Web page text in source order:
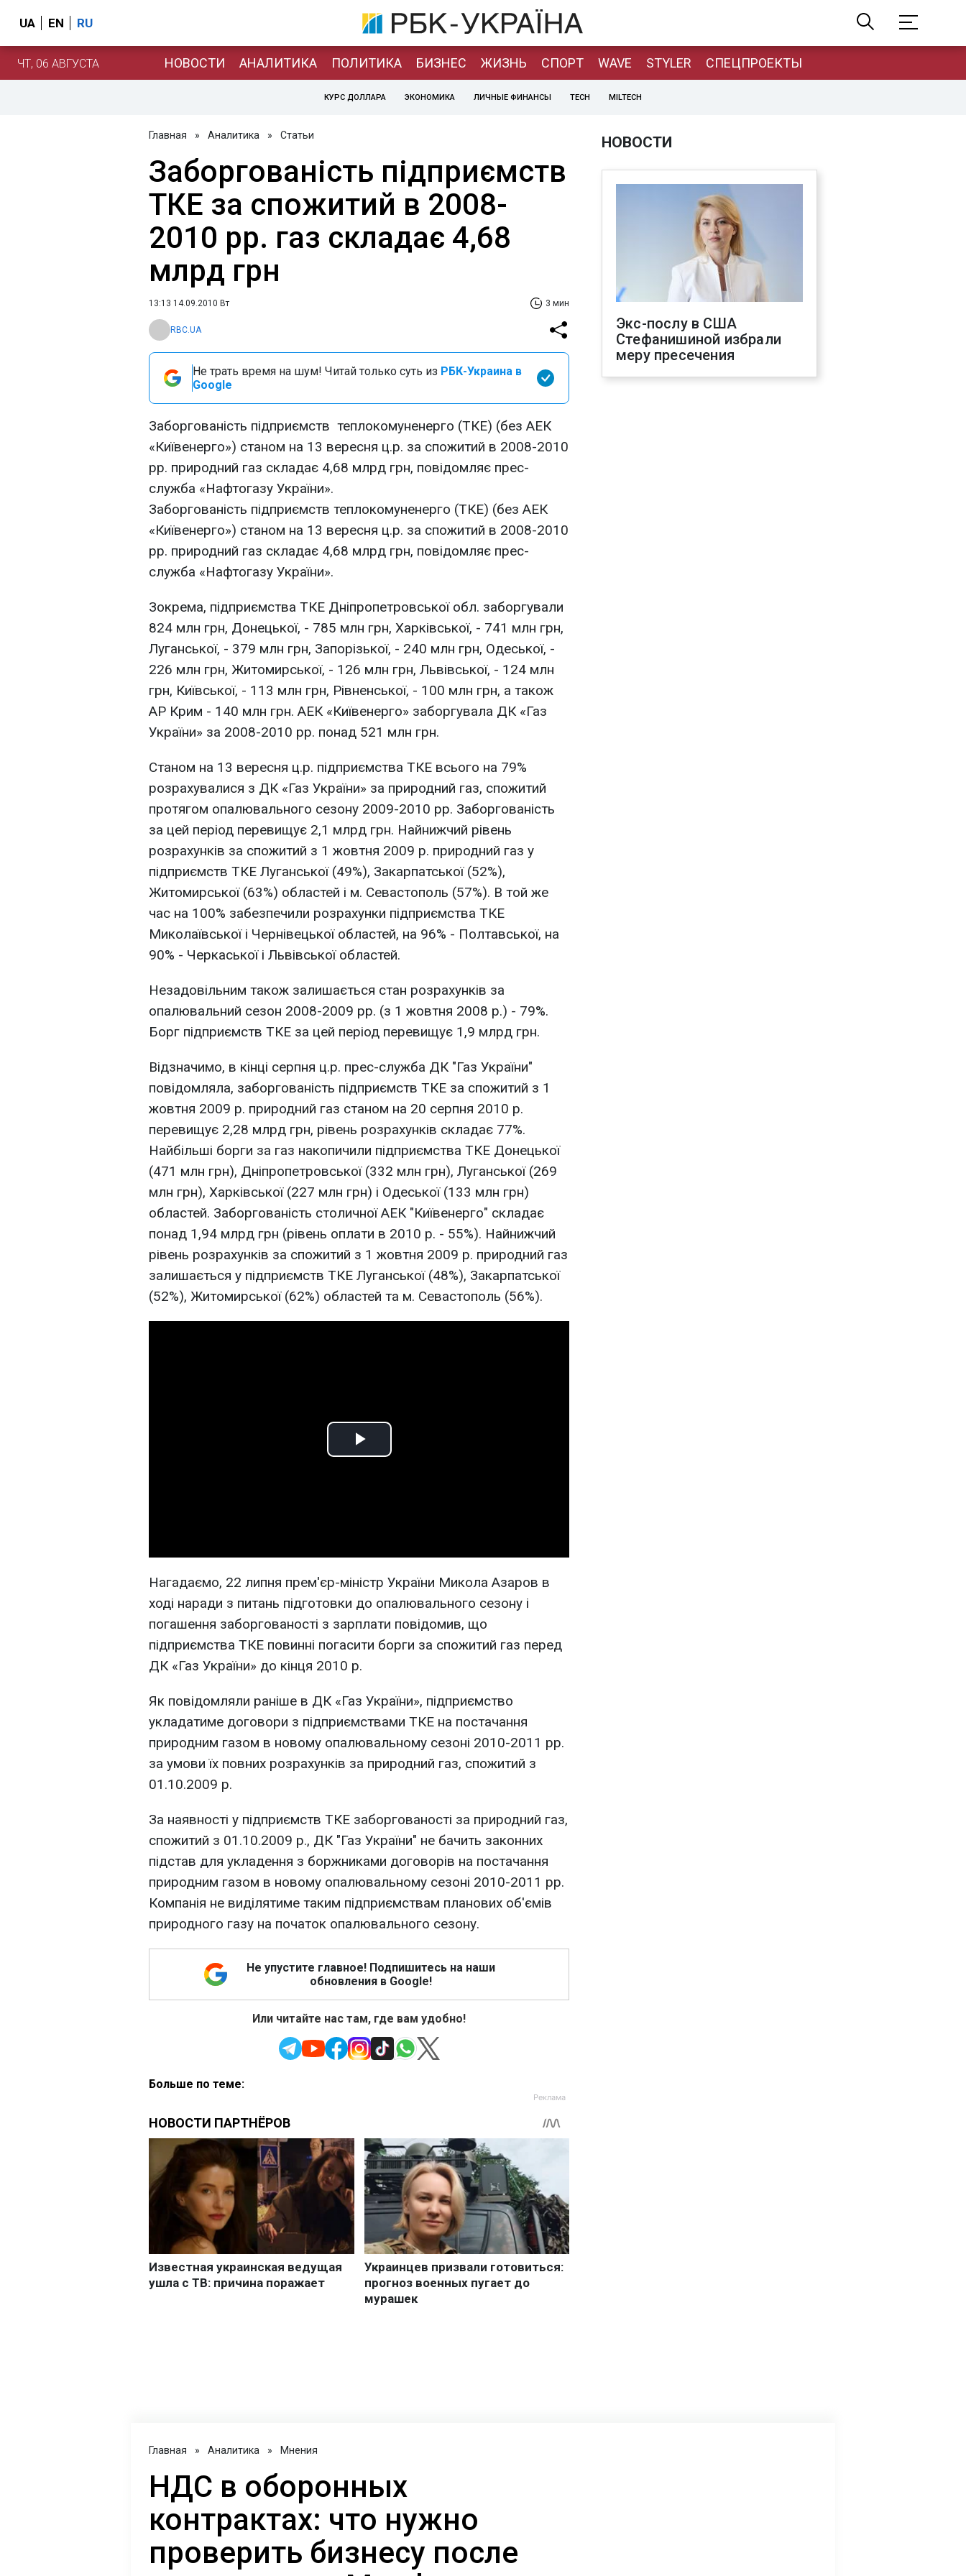
UA EN RU
ЧТ, 06 АВГУСТА НОВОСТИ АНАЛИТИКА ПОЛИТИКА БИЗНЕС ЖИЗНЬ СПОРТ WAVE STYLER СПЕЦПРОЕКТЫ
КУРС ДОЛЛАРА ЭКОНОМИКА ЛИЧНЫЕ ФИНАНСЫ TECH MILTECH
Главная » Аналитика » Статьи
Заборгованість підприємств
ТКЕ за спожитий в 2008-
2010 рр. газ складає 4,68
млрд грн
13:13 14.09.2010 Вт 3 мин
RBC.UA
Не трать время на шум! Читай только суть из РБК-Украина в
Google
Заборгованість підприємств теплокомуненерго (ТКЕ) (без АЕК
«Київенерго») станом на 13 вересня ц.р. за спожитий в 2008-2010
рр. природний газ складає 4,68 млрд грн, повідомляє прес-
служба «Нафтогазу України».
Заборгованість підприємств теплокомуненерго (ТКЕ) (без АЕК
«Київенерго») станом на 13 вересня ц.р. за спожитий в 2008-2010
рр. природний газ складає 4,68 млрд грн, повідомляє прес-
служба «Нафтогазу України».
Зокрема, підприємства ТКЕ Дніпропетровської обл. заборгували
824 млн грн, Донецької, - 785 млн грн, Харківської, - 741 млн грн,
Луганської, - 379 млн грн, Запорізької, - 240 млн грн, Одеської, -
226 млн грн, Житомирської, - 126 млн грн, Львівської, - 124 млн
грн, Київської, - 113 млн грн, Рівненської, - 100 млн грн, а також
АР Крим - 140 млн грн. АЕК «Київенерго» заборгувала ДК «Газ
України» за 2008-2010 рр. понад 521 млн грн.
Станом на 13 вересня ц.р. підприємства ТКЕ всього на 79%
розрахувалися з ДК «Газ України» за природний газ, спожитий
протягом опалювального сезону 2009-2010 рр. Заборгованість
за цей період перевищує 2,1 млрд грн. Найнижчий рівень
розрахунків за спожитий з 1 жовтня 2009 р. природний газ у
підприємств ТКЕ Луганської (49%), Закарпатської (52%),
Житомирської (63%) областей і м. Севастополь (57%). В той же
час на 100% забезпечили розрахунки підприємства ТКЕ
Миколаївської і Чернівецької областей, на 96% - Полтавської, на
90% - Черкаської і Львівської областей.
Незадовільним також залишається стан розрахунків за
опалювальний сезон 2008-2009 рр. (з 1 жовтня 2008 р.) - 79%.
Борг підприємств ТКЕ за цей період перевищує 1,9 млрд грн.
Відзначимо, в кінці серпня ц.р. прес-служба ДК "Газ України"
повідомляла, заборгованість підприємств ТКЕ за спожитий з 1
жовтня 2009 р. природний газ станом на 20 серпня 2010 р.
перевищує 2,28 млрд грн, рівень розрахунків складає 77%.
Найбільші борги за газ накопичили підприємства ТКЕ Донецької
(471 млн грн), Дніпропетровської (332 млн грн), Луганської (269
млн грн), Харківської (227 млн грн) і Одеської (133 млн грн)
областей. Заборгованість столичної АЕК "Київенерго" складає
понад 1,94 млрд грн (рівень оплати в 2010 р. - 55%). Найнижчий
рівень розрахунків за спожитий з 1 жовтня 2009 р. природний газ
залишається у підприємств ТКЕ Луганської (48%), Закарпатської
(52%), Житомирської (62%) областей та м. Севастополь (56%).
Play
Нагадаємо, 22 липня прем'єр-міністр України Микола Азаров в
ході наради з питань підготовки до опалювального сезону і
погашення заборгованості з зарплати повідомив, що
підприємства ТКЕ повинні погасити борги за спожитий газ перед
ДК «Газ України» до кінця 2010 р.
Як повідомляли раніше в ДК «Газ України», підприємство
укладатиме договори з підприємствами ТКЕ на постачання
природним газом в новому опалювальному сезоні 2010-2011 рр.
за умови їх повних розрахунків за природний газ, спожитий з
01.10.2009 р.
За наявності у підприємств ТКЕ заборгованості за природний газ,
спожитий з 01.10.2009 р., ДК "Газ України" не бачить законних
підстав для укладення з боржниками договорів на постачання
природним газом в новому опалювальному сезоні 2010-2011 рр.
Компанія не виділятиме таким підприємствам планових об'ємів
природного газу на початок опалювального сезону.
Не упустите главное! Подпишитесь на наши
обновления в Google!
Или читайте нас там, где вам удобно!
Больше по теме:
НОВОСТИ
Экс-послу в США
Стефанишиной избрали
меру пресечения
Главная » Аналитика » Мнения
НДС в оборонных
контрактах: что нужно
проверить бизнесу после